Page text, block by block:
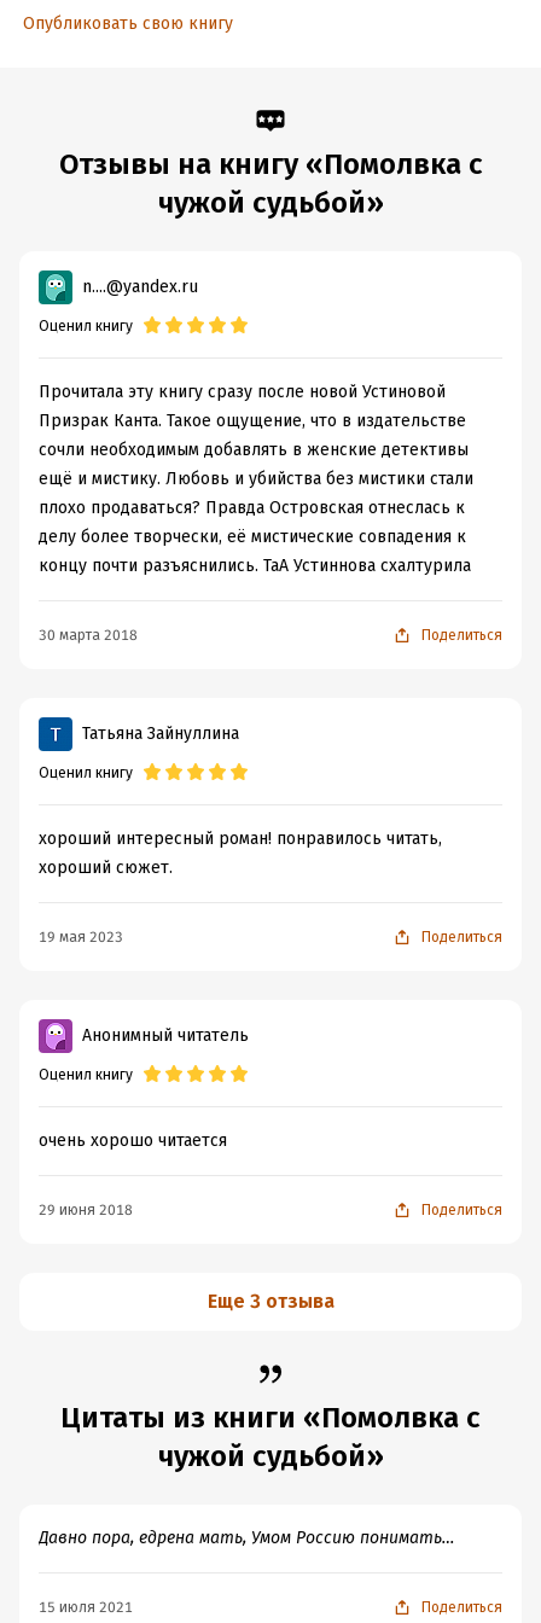
Опубликовать свою книгу
Отзывы на книгу «Помолвка с
чужой судьбой»
n....@yandex.ru
Оценил книгу
Прочитала эту книгу сразу после новой Устиновой
Призрак Канта. Такое ощущение, что в издательстве
сочли необходимым добавлять в женские детективы
ещё и мистику. Любовь и убийства без мистики стали
плохо продаваться? Правда Островская отнеслась к
делу более творчески, её мистические совпадения к
концу почти разъяснились. ТаА Устиннова схалтурила
30 марта 2018 Поделиться
Татьяна Зайнуллина
Оценил книгу
хороший интересный роман! понравилось читать,
хороший сюжет.
19 мая 2023 Поделиться
Анонимный читатель
Оценил книгу
очень хорошо читается
29 июня 2018 Поделиться
Еще 3 отзыва
Цитаты из книги «Помолвка с
чужой судьбой»
Давно пора, едрена мать, Умом Россию понимать…
15 июля 2021 Поделиться